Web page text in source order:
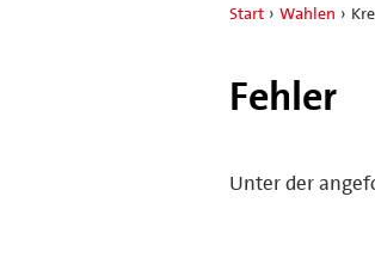
Start › Wahlen ›
Fehler
Unter der